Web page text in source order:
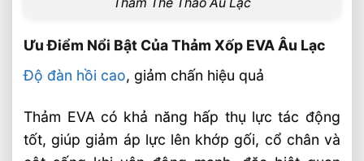
Ưu Điểm Nổi Bật Của Thảm Xốp EVA Âu Lạc
Độ đàn hồi cao, giảm chấn hiệu quả
Thảm EVA có khả năng hấp thụ lực tác động
tốt, giúp giảm áp lực lên khớp gối, cổ chân và